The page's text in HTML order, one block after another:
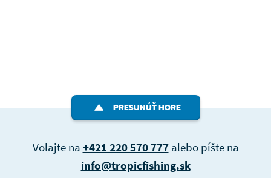
PRESUNÚŤ HORE
Volajte na +421 220 570 777alebo píšte na
info@tropicfishing.sk